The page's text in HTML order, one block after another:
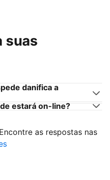
suas
danifica a
estará on-line?
as respostas nas